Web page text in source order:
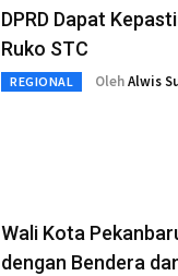
DPRD Dapat
Ruko STC
REGIONAL OlehAlwis
Wali Kota
dengan Bendera